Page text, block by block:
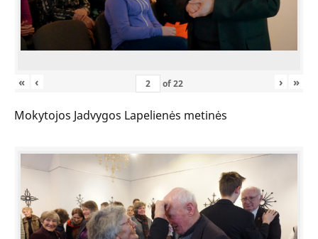
« ‹ of22 › »
Mokytojos Jadvygos Lapelienės metinės